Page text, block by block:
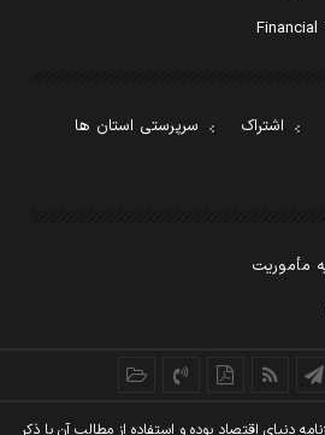
اشتراک
سرپرستی استان ها
مأموریت
دنيای اقتصاد بوده و استفاده از مطالب آن با ذکر